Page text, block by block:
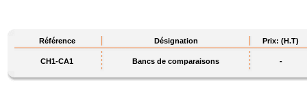
Référence Désignation Prix: (H.T)
CH1-CA1 Bancs de comparaisons -